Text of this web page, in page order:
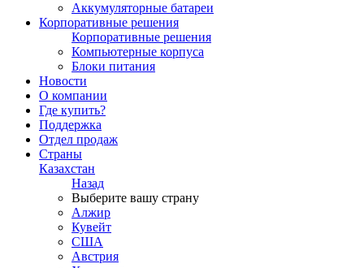
Аккумуляторные батареи
Корпоративные решения
Корпоративные решения
Компьютерные корпуса
Блоки питания
Новости
О компании
Где купить?
Поддержка
Отдел продаж
Страны
Казахстан
Назад
Выберите вашу страну
Алжир
Кувейт
США
Австрия